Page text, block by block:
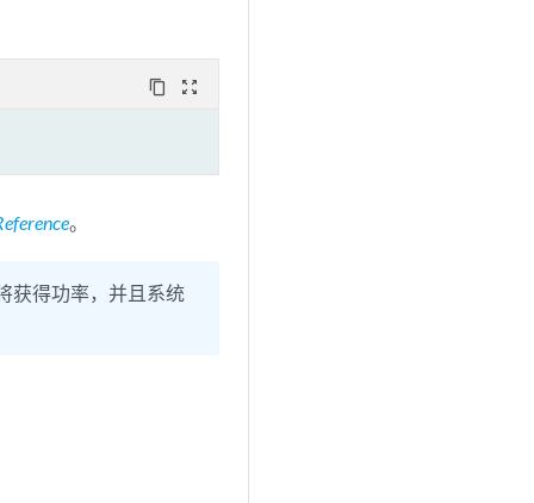
content_copy zoom_out_map
。
获得功率，并且系统